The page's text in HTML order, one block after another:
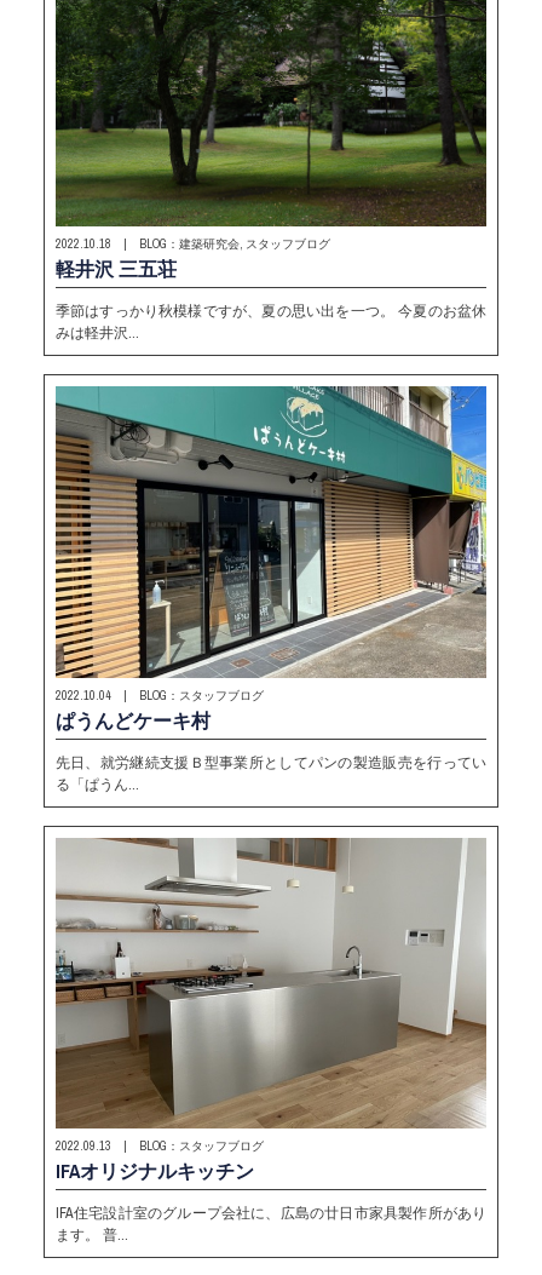
2022.10.18 | BLOG：建築研究会, スタッフブログ
軽井沢 三五荘
季節はすっかり秋模様ですが、夏の思い出を一つ。 今夏のお盆休
みは軽井沢…
2022.10.04 | BLOG：スタッフブログ
ぱうんどケーキ村
先日、就労継続支援Ｂ型事業所としてパンの製造販売を行ってい
る「ぱうん…
2022.09.13 | BLOG：スタッフブログ
IFAオリジナルキッチン
IFA住宅設計室のグループ会社に、広島の廿日市家具製作所があり
ます。 普…